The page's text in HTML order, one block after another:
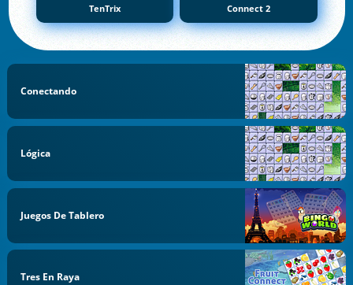
TenTrix Connect 2
Conectando
Lógica
Juegos De Tablero
Tres En Raya